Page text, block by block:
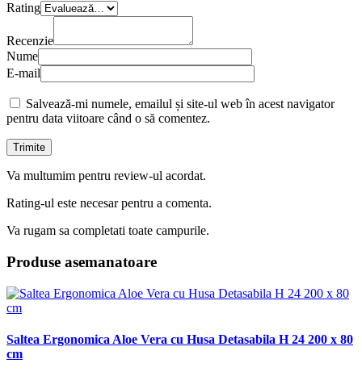
Rating
Recenzie
Nume
E-mail
Salvează-mi numele, emailul și site-ul web în acest navigator
pentru data viitoare când o să comentez.
Va multumim pentru review-ul acordat.
Rating-ul este necesar pentru a comenta.
Va rugam sa completati toate campurile.
Produse asemanatoare
Saltea Ergonomica Aloe Vera cu Husa Detasabila H 24 200 x 80
cm